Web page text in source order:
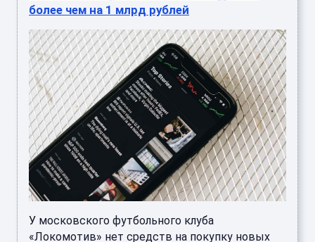
более чем на 1 млрд рублей
У московского футбольного клуба
«Локомотив» нет средств на покупку новых